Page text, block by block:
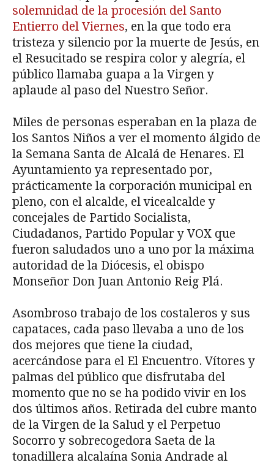
solemnidad de la procesión del Santo
Entierro del Viernes, en la que todo era
tristeza y silencio por la muerte de Jesús, en
el Resucitado se respira color y alegría, el
público llamaba guapa a la Virgen y
aplaude al paso del Nuestro Señor.
Miles de personas esperaban en la plaza de
los Santos Niños a ver el momento álgido de
la Semana Santa de Alcalá de Henares. El
Ayuntamiento ya representado por,
prácticamente la corporación municipal en
pleno, con el alcalde, el vicealcalde y
concejales de Partido Socialista,
Ciudadanos, Partido Popular y VOX que
fueron saludados uno a uno por la máxima
autoridad de la Diócesis, el obispo
Monseñor Don Juan Antonio Reig Plá.
Asombroso trabajo de los costaleros y sus
capataces, cada paso llevaba a uno de los
dos mejores que tiene la ciudad,
acercándose para el El Encuentro. Vítores y
palmas del público que disfrutaba del
momento que no se ha podido vivir en los
dos últimos años. Retirada del cubre manto
de la Virgen de la Salud y el Perpetuo
Socorro y sobrecogedora Saeta de la
tonadillera alcalaína Sonia Andrade al